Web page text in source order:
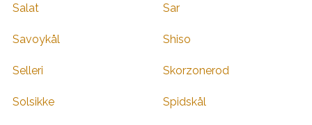
Salat Sar
Savoykål Shiso
Selleri Skorzonerod
Solsikke Spidskål